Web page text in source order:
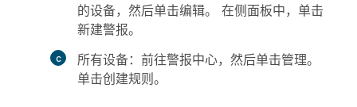
的设备，然后单击编辑。 在侧面板中，单击
新建警报。
所有设备： 前往警报中心，然后单击管理。
单击创建规则 。